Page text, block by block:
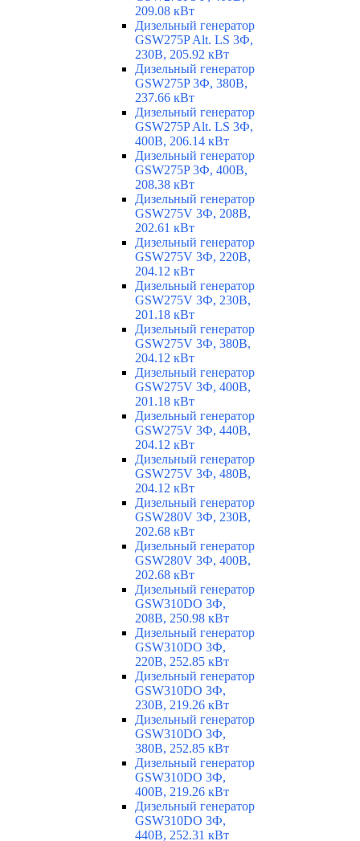
209.08 кВт
Дизельный генератор
GSW275P Alt. LS 3Ф,
230В, 205.92 кВт
Дизельный генератор
GSW275P 3Ф, 380В,
237.66 кВт
Дизельный генератор
GSW275P Alt. LS 3Ф,
400В, 206.14 кВт
Дизельный генератор
GSW275P 3Ф, 400В,
208.38 кВт
Дизельный генератор
GSW275V 3Ф, 208В,
202.61 кВт
Дизельный генератор
GSW275V 3Ф, 220В,
204.12 кВт
Дизельный генератор
GSW275V 3Ф, 230В,
201.18 кВт
Дизельный генератор
GSW275V 3Ф, 380В,
204.12 кВт
Дизельный генератор
GSW275V 3Ф, 400В,
201.18 кВт
Дизельный генератор
GSW275V 3Ф, 440В,
204.12 кВт
Дизельный генератор
GSW275V 3Ф, 480В,
204.12 кВт
Дизельный генератор
GSW280V 3Ф, 230В,
202.68 кВт
Дизельный генератор
GSW280V 3Ф, 400В,
202.68 кВт
Дизельный генератор
GSW310DO 3Ф,
208В, 250.98 кВт
Дизельный генератор
GSW310DO 3Ф,
220В, 252.85 кВт
Дизельный генератор
GSW310DO 3Ф,
230В, 219.26 кВт
Дизельный генератор
GSW310DO 3Ф,
380В, 252.85 кВт
Дизельный генератор
GSW310DO 3Ф,
400В, 219.26 кВт
Дизельный генератор
GSW310DO 3Ф,
440В, 252.31 кВт